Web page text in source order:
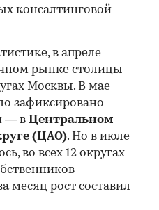
консалтинговой
в апреле
рынке столицы
Москвы. В мае-
зафиксировано
— в Центральном
(ЦАО). Но в июле
во всех 12 округах
месяц рост составил